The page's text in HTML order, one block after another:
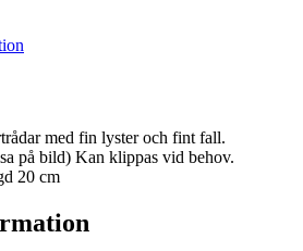
med fin lyster och fint fall.
på bild) Kan klippas vid behov.
20 cm